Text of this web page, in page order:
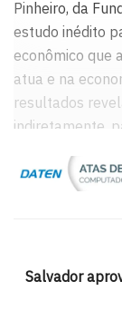
Pinheiro, da
estudo inédito
econômico que
atua e na
resultados
indiretamente,
Fundado em
4%
(1.672
ocupações
Salvador